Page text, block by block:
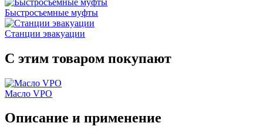
Быстросъемные муфты
Станции эвакуации
С этим товаром покупают
Масло VPO
Описание и применение